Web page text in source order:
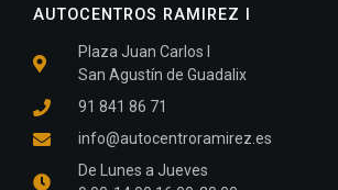
AUTOCENTROS RAMIREZ I
Plaza Juan Carlos I
San Agustín de Guadalix
91 841 86 71
info@autocentroramirez.es
De Lunes a Jueves